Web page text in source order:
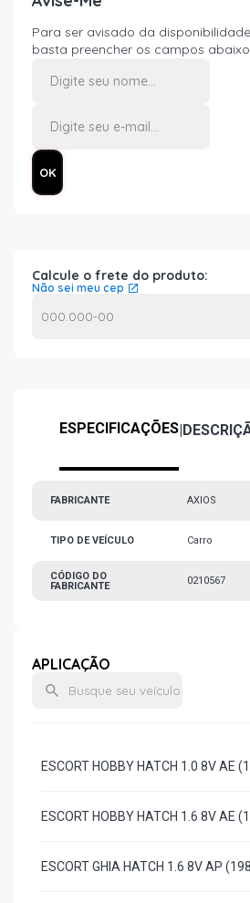
Para ser avisado da
basta preencher os campos
Calcule o frete do produto:
Não sei meu cep
ESPECIFICAÇÕES|
FABRICANTE AXIOS
TIPO DE VEÍCULO Carro
CÓDIGO DO
FABRICANTE
0210567
APLICAÇÃO
ESCORT HOBBY HATCH 1.0 8V AE
ESCORT HOBBY HATCH 1.6 8V AE
ESCORT GHIA HATCH 1.6 8V AP